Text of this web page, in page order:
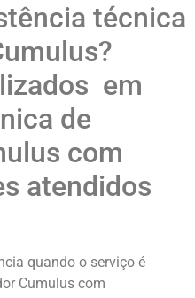
técnica
em
de
com
atendidos
quando o serviço é
Cumulus com